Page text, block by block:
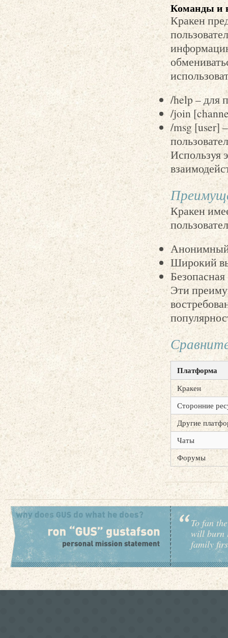
Команды и
Кракен
/help – для
/join
/msg [user]
Используя
Кракен
Анонимный
Широкий
Эти
Платформа
Кракен
Сторонние
Другие
Чаты
Форумы
To fan
will burn
family